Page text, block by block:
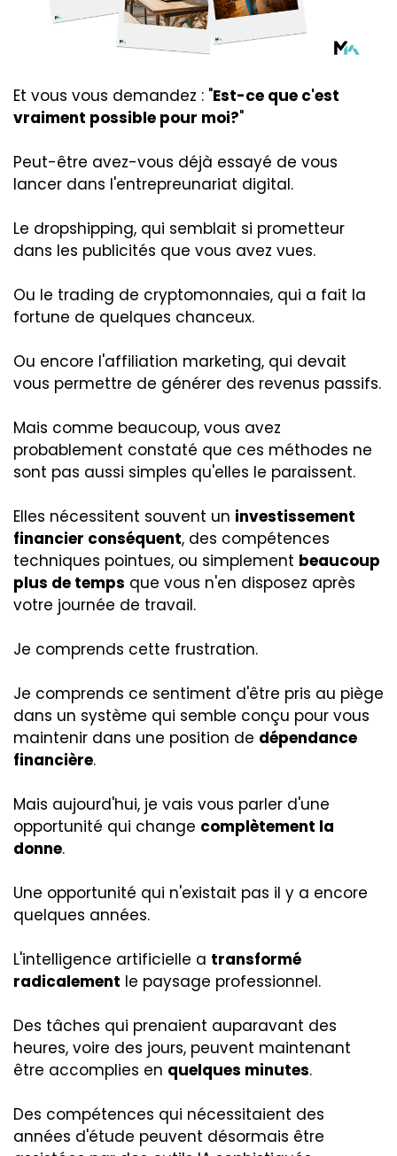
Et vous vous demandez : "Est-ce que c'est
vraiment possible pour moi?"
Peut-être avez-vous déjà essayé de vous
lancer dans l'entrepreunariat digital.
Le dropshipping, qui semblait si prometteur
dans les publicités que vous avez vues.
Ou le trading de cryptomonnaies, qui a fait la
fortune de quelques chanceux.
Ou encore l'affiliation marketing, qui devait
vous permettre de générer des revenus passifs.
Mais comme beaucoup, vous avez
probablement constaté que ces méthodes ne
sont pas aussi simples qu'elles le paraissent.
Elles nécessitent souvent un investissement
financier conséquent, des compétences
techniques pointues, ou simplement beaucoup
plus de temps que vous n'en disposez après
votre journée de travail.
Je comprends cette frustration.
Je comprends ce sentiment d'être pris au piège
dans un système qui semble conçu pour vous
maintenir dans une position de dépendance
financière.
Mais aujourd'hui, je vais vous parler d'une
opportunité qui change complètement la
donne.
Une opportunité qui n'existait pas il y a encore
quelques années.
L'intelligence artificielle a transformé
radicalement le paysage professionnel.
Des tâches qui prenaient auparavant des
heures, voire des jours, peuvent maintenant
être accomplies en quelques minutes.
Des compétences qui nécessitaient des
années d'étude peuvent désormais être